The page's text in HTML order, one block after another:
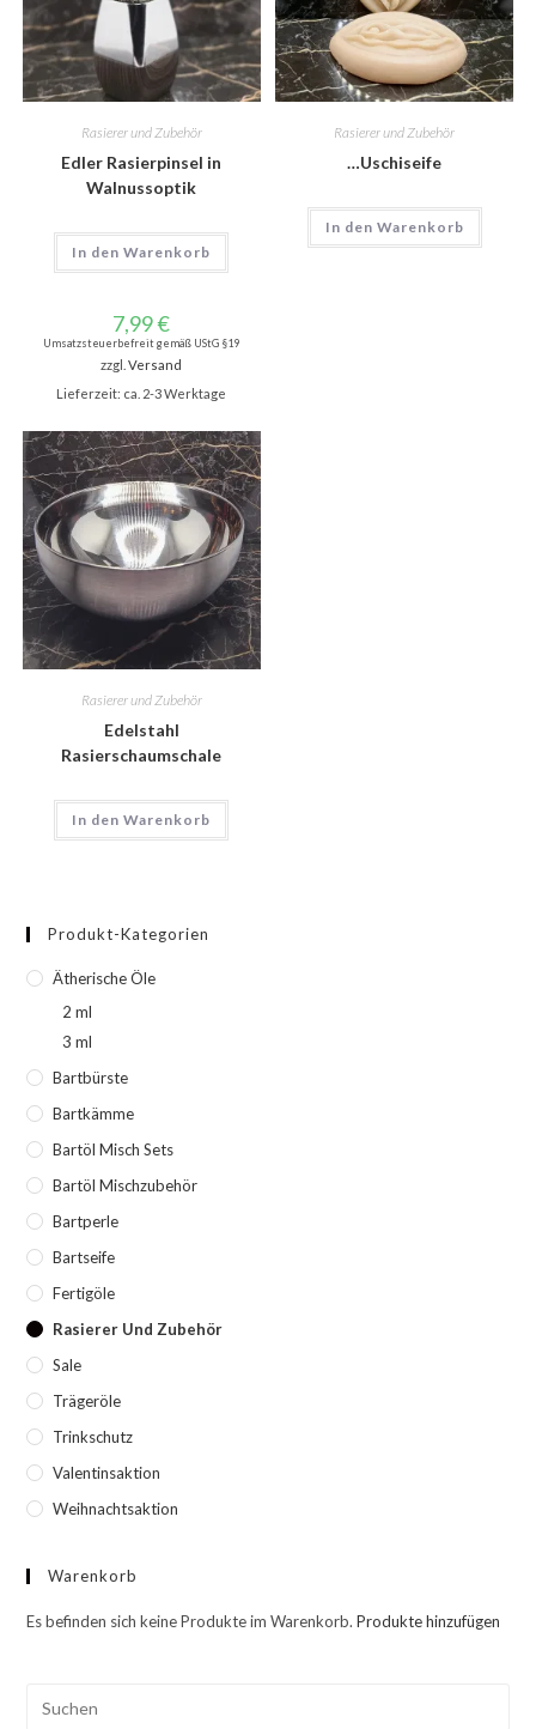
Rasierer und Zubehör
Edler Rasierpinsel in
Walnussoptik
In den Warenkorb
Rasierer und Zubehör
…Uschiseife
In den Warenkorb
7,99€
Umsatzsteuerbefreit gemäß UStG §19
zzgl.Versand
Lieferzeit: ca. 2-3 Werktage
Rasierer und Zubehör
Edelstahl
Rasierschaumschale
In den Warenkorb
Produkt-Kategorien
Ätherische Öle
2 ml
3 ml
Bartbürste
Bartkämme
Bartöl Misch Sets
Bartöl Mischzubehör
Bartperle
Bartseife
Fertigöle
Rasierer Und Zubehör
Sale
Trägeröle
Trinkschutz
Valentinsaktion
Weihnachtsaktion
Warenkorb
Es befinden sich keine Produkte im Warenkorb.Produkte hinzufügen